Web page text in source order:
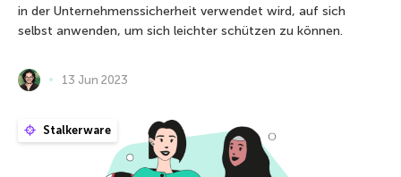
in der Unternehmenssicherheit verwendet wird, auf sich
selbst anwenden, um sich leichter schützen zu können.
13 Jun 2023
Stalkerware